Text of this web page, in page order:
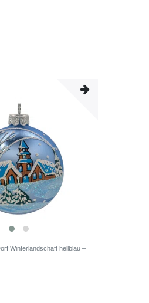
Winterlandschaft hellblau –